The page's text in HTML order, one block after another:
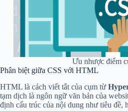
Ưu nhược điểm
Phân biệt giữa CSS với HTML
HTML là cách viết tắt của cụm từ
tạm dịch là ngôn ngữ văn bản của
định cấu trúc của nội dung như tiêu đề,